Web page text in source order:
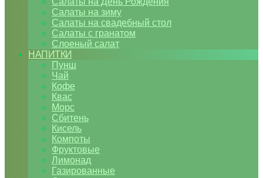
Салаты на зиму
Салаты на свадебный стол
Салаты с гранатом
Слоеный салат
НАПИТКИ
Пунш
Чай
Кофе
Квас
Морс
Сбитень
Кисель
Компоты
Фруктовые
Лимонад
Газированные